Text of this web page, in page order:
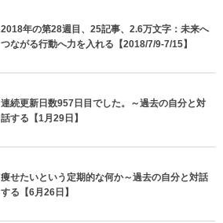
2018年の第28週目、25記事、2.6万文字：未来へ
つながる行動へ力を入れる【2018/7/9-7/15】
連続更新日数957日目でした。～過去の自分と対
話する【1月29日】
痩せたいという定期的な何か～過去の自分と対話
する【6月26日】